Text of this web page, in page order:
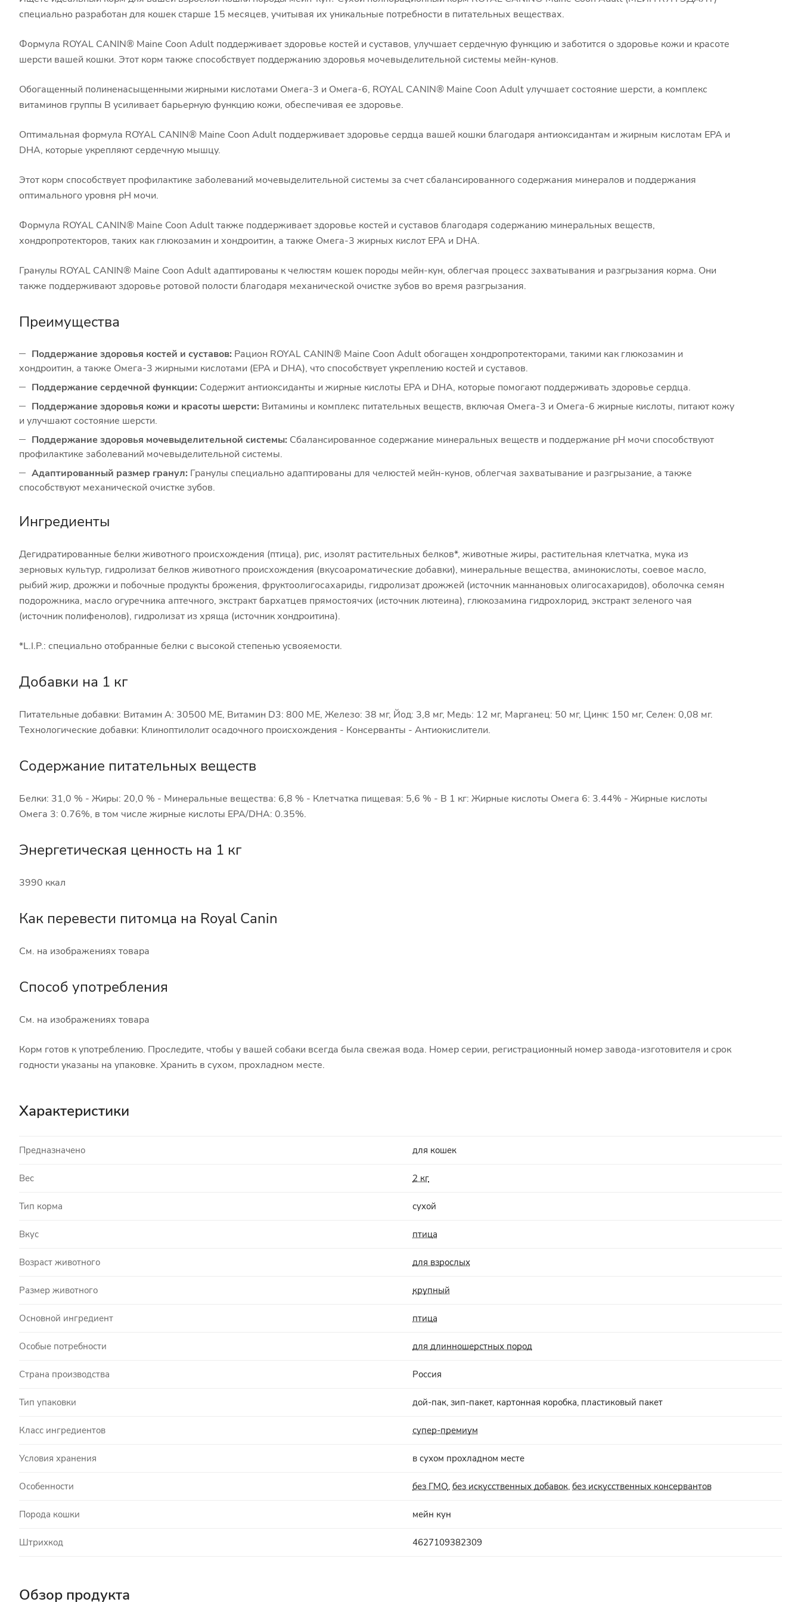
специально разработан для кошек старше 15 месяцев, учитывая их уникальные потребности в питательных веществах.
Формула ROYAL CANIN® Maine Coon Adult поддерживает здоровье костей и суставов, улучшает сердечную функцию и заботится о здоровье кожи и красоте
шерсти вашей кошки. Этот корм также способствует поддержанию здоровья мочевыделительной системы мейн-кунов.
Обогащенный полиненасыщенными жирными кислотами Омега-3 и Омега-6, ROYAL CANIN® Maine Coon Adult улучшает состояние шерсти, а комплекс
витаминов группы В усиливает барьерную функцию кожи, обеспечивая ее здоровье.
Оптимальная формула ROYAL CANIN® Maine Coon Adult поддерживает здоровье сердца вашей кошки благодаря антиоксидантам и жирным кислотам EPA и
DHA, которые укрепляют сердечную мышцу.
Этот корм способствует профилактике заболеваний мочевыделительной системы за счет сбалансированного содержания минералов и поддержания
оптимального уровня рН мочи.
Формула ROYAL CANIN® Maine Coon Adult также поддерживает здоровье костей и суставов благодаря содержанию минеральных веществ,
хондропротекторов, таких как глюкозамин и хондроитин, а также Омега-3 жирных кислот EPA и DHA.
Гранулы ROYAL CANIN® Maine Coon Adult адаптированы к челюстям кошек породы мейн-кун, облегчая процесс захватывания и разгрызания корма. Они
также поддерживают здоровье ротовой полости благодаря механической очистке зубов во время разгрызания.
Преимущества
Поддержание здоровья костей и суставов: Рацион ROYAL CANIN® Maine Coon Adult обогащен хондропротекторами, такими как глюкозамин и
хондроитин, а также Омега-3 жирными кислотами (EPA и DHA), что способствует укреплению костей и суставов.
Поддержание сердечной функции: Содержит антиоксиданты и жирные кислоты EPA и DHA, которые помогают поддерживать здоровье сердца.
Поддержание здоровья кожи и красоты шерсти: Витамины и комплекс питательных веществ, включая Омега-3 и Омега-6 жирные кислоты, питают кожу
и улучшают состояние шерсти.
Поддержание здоровья мочевыделительной системы: Сбалансированное содержание минеральных веществ и поддержание рН мочи способствуют
профилактике заболеваний мочевыделительной системы.
Адаптированный размер гранул: Гранулы специально адаптированы для челюстей мейн-кунов, облегчая захватывание и разгрызание, а также
способствуют механической очистке зубов.
Ингредиенты
Дегидратированные белки животного происхождения (птица), рис, изолят растительных белков*, животные жиры, растительная клетчатка, мука из
зерновых культур, гидролизат белков животного происхождения (вкусоароматические добавки), минеральные вещества, аминокислоты, соевое масло,
рыбий жир, дрожжи и побочные продукты брожения, фруктоолигосахариды, гидролизат дрожжей (источник мaннановых олигосахаридов), оболочка семян
подорожника, масло огуречника аптечного, экстракт бархатцев прямостоячих (источник лютеина), глюкозамина гидрохлорид, экстракт зеленого чая
(источник полифенолов), гидролизат из хряща (источник хондроитина).
*L.I.P.: специально отобранные белки с высокой степенью усвояемости.
Добавки на 1 кг
Питательные добавки: Витамин A: 30500 ME, Витамин D3: 800 ME, Железо: 38 мг, Йод: 3,8 мг, Медь: 12 мг, Марганец: 50 мг, Цинк: 150 мг, Ceлeн: 0,08 мг.
Технологические добавки: Клиноптилолит осадочного происхождения - Консерванты - Антиокислители.
Содержание питательных веществ
Белки: 31,0 % - Жиры: 20,0 % - Минеральные вещества: 6,8 % - Клетчатка пищевая: 5,6 % - В 1 кг: Жирные кислоты Омега 6: 3.44% - Жирные кислоты
Омега 3: 0.76%, в том числе жирные кислоты EPA/DHA: 0.35%.
Энергетическая ценность на 1 кг
3990 ккал
Как перевести питомца на Royal Canin
См. на изображениях товара
Способ употребления
См. на изображениях товара
Корм готов к употреблению. Проследите, чтобы у вашей собаки всегда была свежая вода. Номер серии, регистрационный номер завода-изготовителя и срок
годности указаны на упаковке. Хранить в сухом, прохладном месте.
Характеристики
Предназначено для кошек
Вес 2 кг
Тип корма сухой
Вкус птица
Возраст животного для взрослых
Размер животного крупный
Основной ингредиент птица
Особые потребности для длинношерстных пород
Страна производства Россия
Тип упаковки дой-пак, зип-пакет, картонная коробка, пластиковый пакет
Класс ингредиентов супер-премиум
Условия хранения в сухом прохладном месте
Особенности без ГМО, без искусственных добавок, без искусственных консервантов
Порода кошки мейн кун
Штрихкод 4627109382309
Обзор продукта